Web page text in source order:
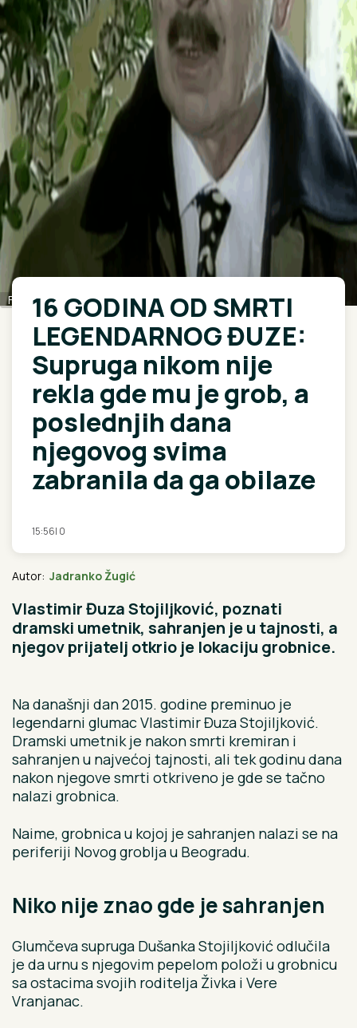
Foto: Printskrin/Youtube
16 GODINA OD SMRTI
LEGENDARNOG ĐUZE:
Supruga nikom nije
rekla gde mu je grob, a
poslednjih dana
njegovog svima
zabranila da ga obilaze
15:56| 0
Autor: Jadranko Žugić
Vlastimir Đuza Stojiljković, poznati
dramski umetnik, sahranjen je u tajnosti, a
njegov prijatelj otkrio je lokaciju grobnice.
Na današnji dan 2015. godine preminuo je
legendarni glumac Vlastimir Đuza Stojiljković.
Dramski umetnik je nakon smrti kremiran i
sahranjen u najvećoj tajnosti, ali tek godinu dana
nakon njegove smrti otkriveno je gde se tačno
nalazi grobnica.
Naime, grobnica u kojoj je sahranjen nalazi se na
periferiji Novog groblja u Beogradu.
Niko nije znao gde je sahranjen
Glumčeva supruga Dušanka Stojiljković odlučila
je da urnu s njegovim pepelom položi u grobnicu
sa ostacima svojih roditelja Živka i Vere
Vranjanac.